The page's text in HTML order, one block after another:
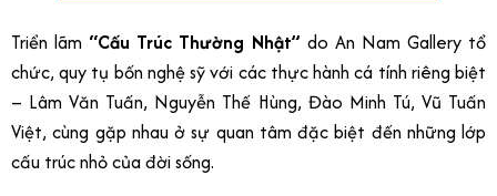
Triển lãm “Cấu Trúc Thường Nhật” do An Nam Gallery tổ
chức, quy tụ bốn nghệ sỹ với các thực hành cá tính riêng biệt
– Lâm Văn Tuấn, Nguyễn Thế Hùng, Đào Minh Tú, Vũ Tuấn
Việt, cùng gặp nhau ở sự quan tâm đặc biệt đến những lớp
cấu trúc nhỏ của đời sống.